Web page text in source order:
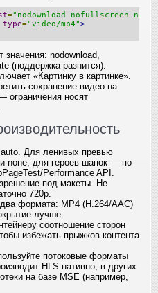
="nodownload nofullscreen
type="video/mp4">
nodownload,
(поддержка разнится).
«Картинку в картинке».
сохранение видео на
ограничения носят
Для ленивых превью
none; для героев‑шапок — по
Performance API.
под макеты. Не
720p.
формата: MP4 (H.264/AAC)
лучше.
соотношение сторон
избежать прыжков контента
потоковые форматы
HLS нативно; в других
на базе MSE (например,